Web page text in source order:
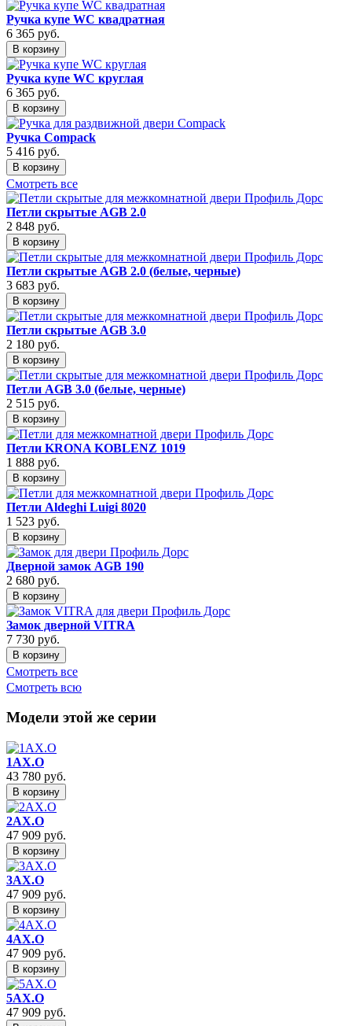
Ручка купе WC квадратная
6 365 руб.
В корзину
Ручка купе WC круглая
6 365 руб.
В корзину
Ручка Compack
5 416 руб.
В корзину
Смотреть все
Петли скрытые AGB 2.0
2 848 руб.
В корзину
Петли скрытые AGB 2.0 (белые, черные)
3 683 руб.
В корзину
Петли скрытые AGB 3.0
2 180 руб.
В корзину
Петли AGB 3.0 (белые, черные)
2 515 руб.
В корзину
Петли KRONA KOBLENZ 1019
1 888 руб.
В корзину
Петли Aldeghi Luigi 8020
1 523 руб.
В корзину
Дверной замок AGB 190
2 680 руб.
В корзину
Замок дверной VITRA
7 730 руб.
В корзину
Смотреть все
Смотреть всю
Модели этой же серии
1AX.O
43 780 руб.
В корзину
2AX.O
47 909 руб.
В корзину
3AX.O
47 909 руб.
В корзину
4AX.O
47 909 руб.
В корзину
5AX.O
47 909 руб.